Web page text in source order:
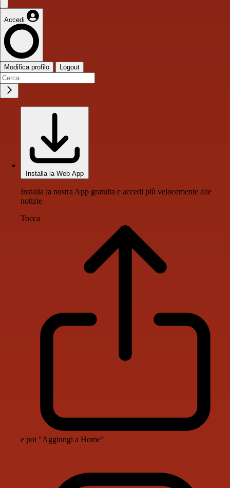
Accedi
Modifica profilo Logout
Installa la Web App
Installa la nostra App gratuita e accedi più velocemente alle
notizie
Tocca
e poi "Aggiungi a Home"